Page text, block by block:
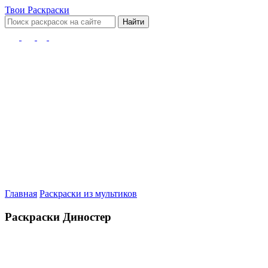
Твои Раскраски
Найти
Главная Раскраски из мультиков
Раскраски Диностер